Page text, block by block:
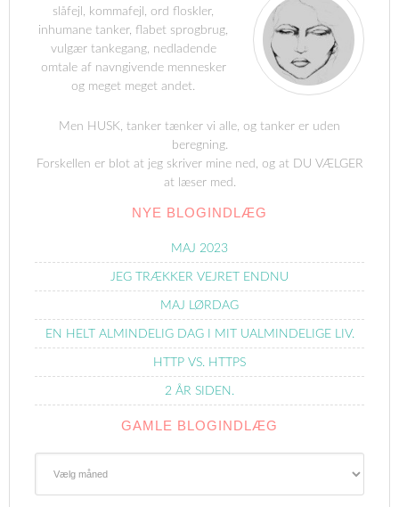
slåfejl, kommafejl, ord floskler,
inhumane tanker, flabet sprogbrug,
vulgær tankegang, nedladende
omtale af navngivende mennesker
og meget meget andet.
Men HUSK, tanker tænker vi alle, og tanker er uden
beregning.
Forskellen er blot at jeg skriver mine ned, og at DU VÆLGER
at læser med.
NYE BLOGINDLÆG
MAJ 2023
JEG TRÆKKER VEJRET ENDNU
MAJ LØRDAG
EN HELT ALMINDELIG DAG I MIT UALMINDELIGE LIV.
HTTP VS. HTTPS
2 ÅR SIDEN.
GAMLE BLOGINDLÆG